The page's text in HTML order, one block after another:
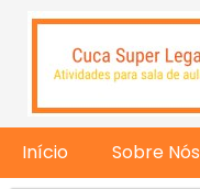
Início Sobre Nós